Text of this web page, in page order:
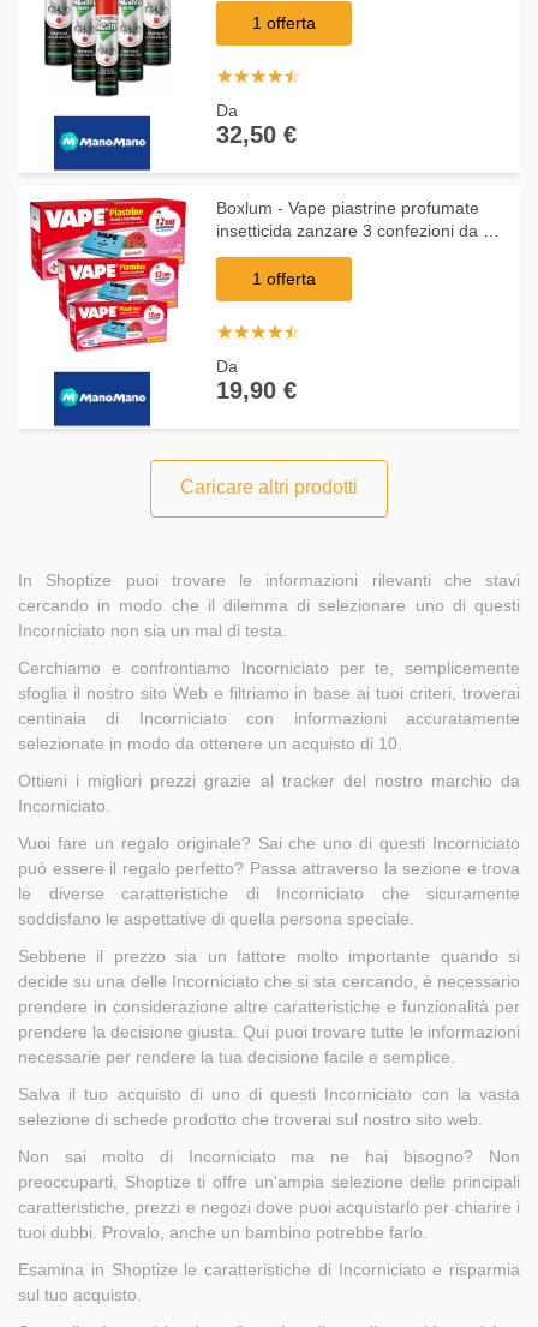
1 offerta
☆☆☆☆☆
★★★★★
Da
32,50 €
Boxlum - Vape piastrine profumate
insetticida zanzare 3 confezioni da 30
piastrine ognuno
1 offerta
☆☆☆☆☆
★★★★★
Da
19,90 €
Caricare altri prodotti
In Shoptize puoi trovare le informazioni rilevanti che stavi
cercando in modo che il dilemma di selezionare uno di questi
Incorniciato non sia un mal di testa.
Cerchiamo e confrontiamo Incorniciato per te, semplicemente
sfoglia il nostro sito Web e filtriamo in base ai tuoi criteri, troverai
centinaia di Incorniciato con informazioni accuratamente
selezionate in modo da ottenere un acquisto di 10.
Ottieni i migliori prezzi grazie al tracker del nostro marchio da
Incorniciato.
Vuoi fare un regalo originale? Sai che uno di questi Incorniciato
può essere il regalo perfetto? Passa attraverso la sezione e trova
le diverse caratteristiche di Incorniciato che sicuramente
soddisfano le aspettative di quella persona speciale.
Sebbene il prezzo sia un fattore molto importante quando si
decide su una delle Incorniciato che si sta cercando, è necessario
prendere in considerazione altre caratteristiche e funzionalità per
prendere la decisione giusta. Qui puoi trovare tutte le informazioni
necessarie per rendere la tua decisione facile e semplice.
Salva il tuo acquisto di uno di questi Incorniciato con la vasta
selezione di schede prodotto che troverai sul nostro sito web.
Non sai molto di Incorniciato ma ne hai bisogno? Non
preoccuparti, Shoptize ti offre un'ampia selezione delle principali
caratteristiche, prezzi e negozi dove puoi acquistarlo per chiarire i
tuoi dubbi. Provalo, anche un bambino potrebbe farlo.
Esamina in Shoptize le caratteristiche di Incorniciato e risparmia
sul tuo acquisto.